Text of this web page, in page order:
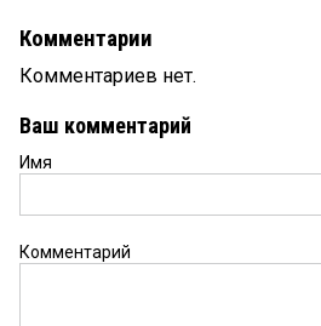
Комментарии
Комментариев нет.
Ваш комментарий
Имя
Комментарий